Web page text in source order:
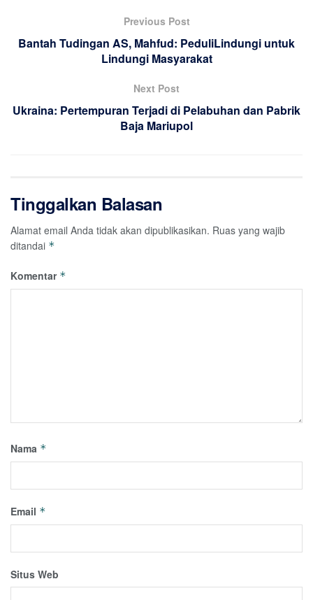
Previous Post
Bantah Tudingan AS, Mahfud: PeduliLindungi untuk
Lindungi Masyarakat
Next Post
Ukraina: Pertempuran Terjadi di Pelabuhan dan Pabrik
Baja Mariupol
Tinggalkan Balasan
Alamat email Anda tidak akan dipublikasikan. Ruas yang wajib
ditandai *
Komentar *
Nama *
Email *
Situs Web